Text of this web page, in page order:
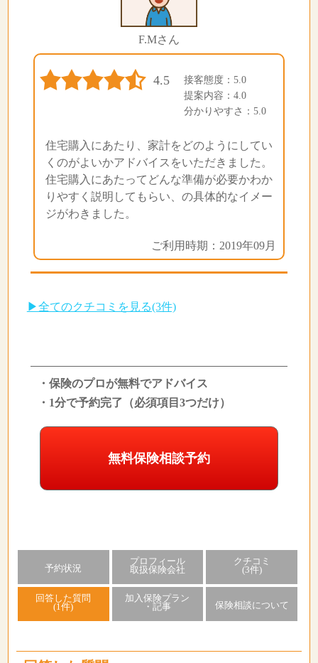
F.Mさん
4.5
接客態度：5.0
提案内容：4.0
分かりやすさ：5.0
住宅購入にあたり、家計をどのようにしてい
くのがよいかアドバイスをいただきました。
住宅購入にあたってどんな準備が必要かわか
りやすく説明してもらい、の具体的なイメー
ジがわきました。
ご利用時期：2019年09月
▶全てのクチコミを見る(3件)
・保険のプロが無料でアドバイス
・1分で予約完了（必須項目3つだけ）
無料保険相談予約
予約状況
プロフィール
取扱保険会社
クチコミ
(3件)
回答した質問
(1件)
加入保険プラン
・記事
保険相談について